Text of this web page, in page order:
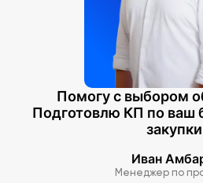
Помогу с выбором
Подготовлю КП по ваш
Иван
Менеджер по